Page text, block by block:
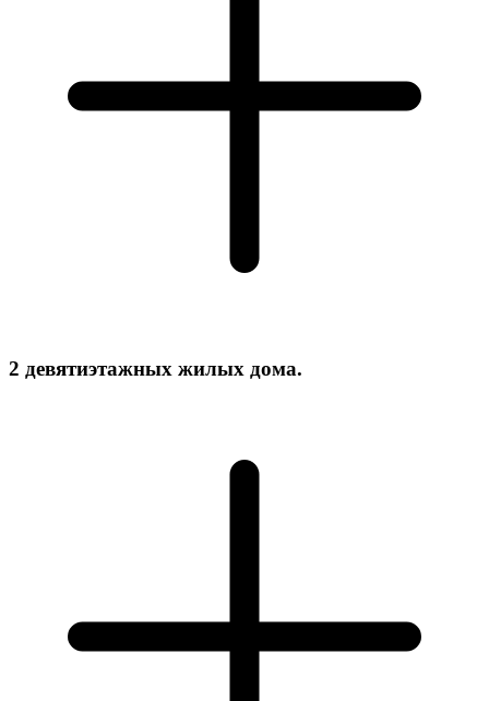
2 девятиэтажных жилых дома.